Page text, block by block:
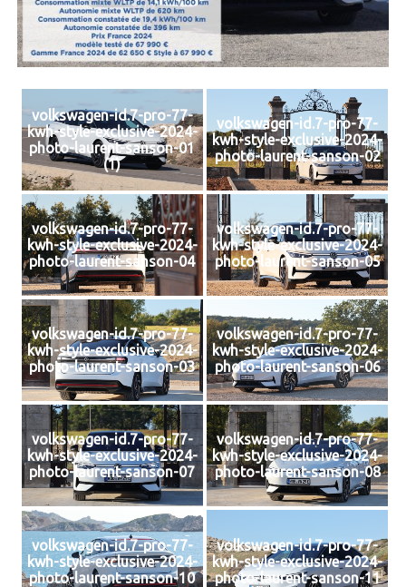
volkswagen-id.7-pro-77-
kwh-style-exclusive-2024-
photo-laurent-sanson-01
(1)
volkswagen-id.7-pro-77-
kwh-style-exclusive-2024-
photo-laurent-sanson-02
volkswagen-id.7-pro-77-
kwh-style-exclusive-2024-
photo-laurent-sanson-04
volkswagen-id.7-pro-77-
kwh-style-exclusive-2024-
photo-laurent-sanson-05
volkswagen-id.7-pro-77-
kwh-style-exclusive-2024-
photo-laurent-sanson-03
volkswagen-id.7-pro-77-
kwh-style-exclusive-2024-
photo-laurent-sanson-06
volkswagen-id.7-pro-77-
kwh-style-exclusive-2024-
photo-laurent-sanson-07
volkswagen-id.7-pro-77-
kwh-style-exclusive-2024-
photo-laurent-sanson-08
volkswagen-id.7-pro-77-
kwh-style-exclusive-2024-
photo-laurent-sanson-10
volkswagen-id.7-pro-77-
kwh-style-exclusive-2024-
photo-laurent-sanson-11